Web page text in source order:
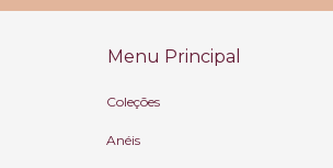
Menu Principal
Coleções
Anéis